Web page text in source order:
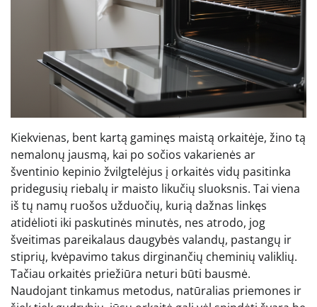
Kiekvienas, bent kartą gaminęs maistą orkaitėje, žino tą
nemalonų jausmą, kai po sočios vakarienės ar
šventinio kepinio žvilgtelėjus į orkaitės vidų pasitinka
pridegusių riebalų ir maisto likučių sluoksnis. Tai viena
iš tų namų ruošos užduočių, kurią dažnas linkęs
atidėlioti iki paskutinės minutės, nes atrodo, jog
šveitimas pareikalaus daugybės valandų, pastangų ir
stiprių, kvėpavimo takus dirginančių cheminių valiklių.
Tačiau orkaitės priežiūra neturi būti bausmė.
Naudojant tinkamus metodus, natūralias priemones ir